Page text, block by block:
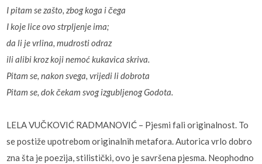
I pitam se zašto, zbog koga i čega
I koje lice ovo strpljenje ima;
da li je vrlina, mudrosti odraz
ili alibi kroz koji nemoć kukavica skriva.
Pitam se, nakon svega, vrijedi li dobrota
Pitam se, dok čekam svog izgubljenog Godota.
LELA VUČKOVIĆ RADMANOVIĆ – Pjesmi fali originalnost. To
se postiže upotrebom originalnih metafora. Autorica vrlo dobro
zna šta je poezija, stilistički, ovo je savršena pjesma. Neophodno